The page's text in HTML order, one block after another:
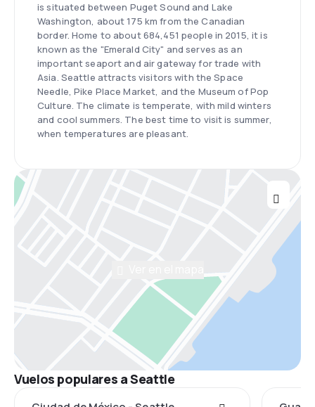
is situated between Puget Sound and Lake
Washington, about 175 km from the Canadian
border. Home to about 684,451 people in 2015, it is
known as the "Emerald City" and serves as an
important seaport and air gateway for trade with
Asia. Seattle attracts visitors with the Space
Needle, Pike Place Market, and the Museum of Pop
Culture. The climate is temperate, with mild winters
and cool summers. The best time to visit is summer,
when temperatures are pleasant.
Vuelos populares a Seattle